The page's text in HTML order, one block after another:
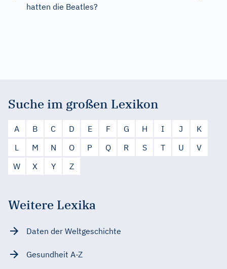
hatten die Beatles?
Suche im großen Lexikon
A B C D E F G H I J
K
L
M N O P Q R S T U
V
W
X Y Z
Weitere Lexika
Daten der Weltgeschichte
Gesundheit A-Z